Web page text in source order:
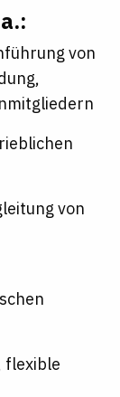
von
von
flexible